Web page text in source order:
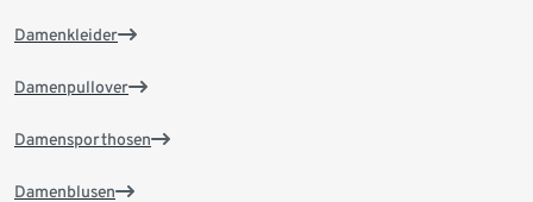
Damenkleider
Damenpullover
Damensporthosen
Damenblusen